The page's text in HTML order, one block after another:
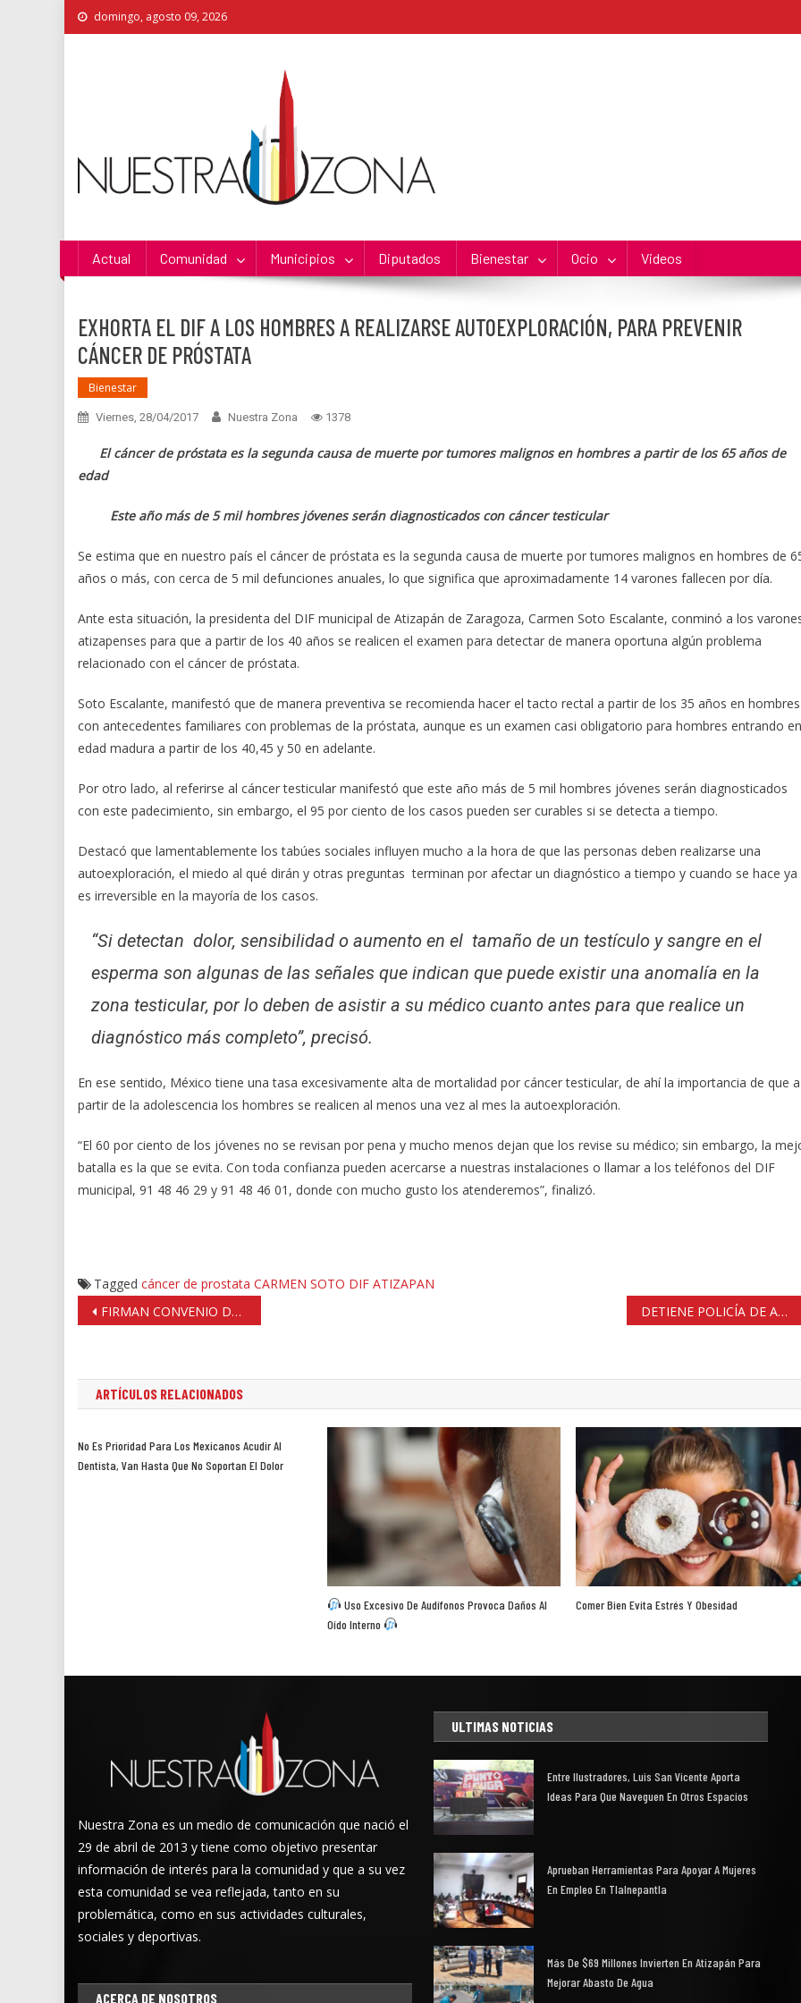
Skip
to
domingo, agosto 09, 2026
Actual Comunidad Municipios Diputados Bienestar Ocio Videos
EXHORTA EL DIF A LOS HOMBRES A REALIZARSE AUTOEXPLORACIÓN, PARA PREVENIR
CÁNCER DE PRÓSTATA
Bienestar
Viernes, 28/04/2017 Nuestra Zona 1378
El cáncer de próstata es la segunda causa de muerte por tumores malignos en hombres a partir de los 65 años de
edad
Este año más de 5 mil hombres jóvenes serán diagnosticados con cáncer testicular
Se estima que en nuestro país el cáncer de próstata es la segunda causa de muerte por tumores malignos en hombres de
años o más, con cerca de 5 mil defunciones anuales, lo que significa que aproximadamente 14 varones fallecen por día.
Ante esta situación, la presidenta del DIF municipal de Atizapán de Zaragoza, Carmen Soto Escalante, conminó a los
atizapenses para que a partir de los 40 años se realicen el examen para detectar de manera oportuna algún problema
relacionado con el cáncer de próstata.
Soto Escalante, manifestó que de manera preventiva se recomienda hacer el tacto rectal a partir de los 35 años en hombres
con antecedentes familiares con problemas de la próstata, aunque es un examen casi obligatorio para hombres entrando en
edad madura a partir de los 40,45 y 50 en adelante.
Por otro lado, al referirse al cáncer testicular manifestó que este año más de 5 mil hombres jóvenes serán diagnosticados
con este padecimiento, sin embargo, el 95 por ciento de los casos pueden ser curables si se detecta a tiempo.
Destacó que lamentablemente los tabúes sociales influyen mucho a la hora de que las personas deben realizarse una
autoexploración, el miedo al qué dirán y otras preguntas terminan por afectar un diagnóstico a tiempo y cuando se hace ya
es irreversible en la mayoría de los casos.
“Si detectan dolor, sensibilidad o aumento en el tamaño de un testículo y sangre en el
esperma son algunas de las señales que indican que puede existir una anomalía en la
zona testicular, por lo deben de asistir a su médico cuanto antes para que realice un
diagnóstico más completo”, precisó.
En ese sentido, México tiene una tasa excesivamente alta de mortalidad por cáncer testicular, de ahí la importancia de que a
partir de la adolescencia los hombres se realicen al menos una vez al mes la autoexploración.
“El 60 por ciento de los jóvenes no se revisan por pena y mucho menos dejan que los revise su médico; sin embargo, la
batalla es la que se evita. Con toda confianza pueden acercarse a nuestras instalaciones o llamar a los teléfonos del DIF
municipal, 91 48 46 29 y 91 48 46 01, donde con mucho gusto los atenderemos”, finalizó.
Tagged cáncer de prostata CARMEN SOTO DIF ATIZAPAN
Navegación
de
FIRMAN CONVENIO DE COLABORACIÓN ASECEM Y FISCALIA DEL EDO MEX DETIENE POLICÍA DE ATIZAPÁN A HOMBRE QUE ASESINÓ A SU PADRE A NAVAJAZOS EN LA COLONIA UAM
ARTÍCULOS RELACIONADOS
No Es Prioridad Para Los Mexicanos Acudir Al
Dentista, Van Hasta Que No Soportan El Dolor
Uso Excesivo De Audífonos Provoca Daños Al
Oído Interno
Comer Bien Evita Estrés Y Obesidad
Nuestra Zona es un medio de comunicación que nació el
29 de abril de 2013 y tiene como objetivo presentar
información de interés para la comunidad y que a su vez
esta comunidad se vea reflejada, tanto en su
problemática, como en sus actividades culturales,
sociales y deportivas.
ACERCA DE NOSOTROS
ULTIMAS NOTICIAS
Entre Ilustradores, Luis San Vicente Aporta
Ideas Para Que Naveguen En Otros Espacios
Aprueban Herramientas Para Apoyar A Mujeres
En Empleo En Tlalnepantla
Más De $69 Millones Invierten En Atizapán Para
Mejorar Abasto De Agua